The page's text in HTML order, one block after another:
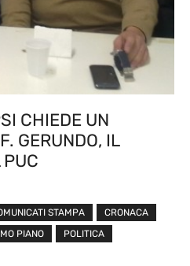
CHIEDE UN
GERUNDO, IL
PUC
STAMPA
CRONACA
PIANO POLITICA